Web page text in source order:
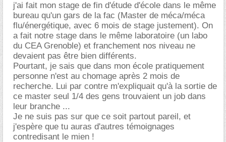
j'ai fait mon stage de fin d'étude d'école dans le même
bureau qu'un gars de la fac (Master de méca/méca
flu/énergétique, avec 6 mois de stage justement). On
a fait notre stage dans le même laboratoire (un labo
du CEA Grenoble) et franchement nos niveau ne
devaient pas être bien différents.
Pourtant, je sais que dans mon école pratiquement
personne n'est au chomage après 2 mois de
recherche. Lui par contre m'expliquait qu'à la sortie de
ce master seul 1/4 des gens trouvaient un job dans
leur branche ...
Je ne suis pas sur que ce soit partout pareil, et
j'espère que tu auras d'autres témoignages
contredisant le mien !